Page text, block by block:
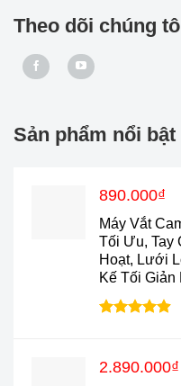
Theo dõi chúng
Sản phẩm nổi bật
Máy Vắt
Tối Ưu, Tay
Hoạt, Lưới
Kế Tối
Giá
là:
1.285.000₫.
890.000₫
Giá
tại
là:
890.000₫.
Giá
2.890.000₫
Giá